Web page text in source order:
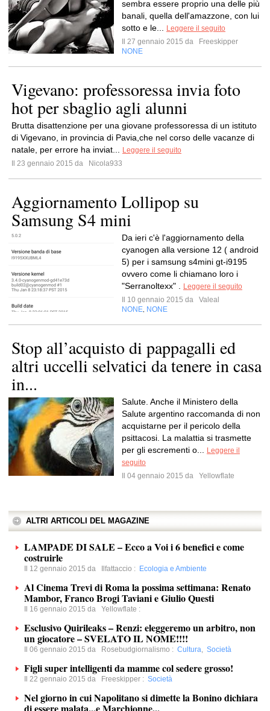
sembra essere proprio una delle più
banali, quella dell'amazzone, con lui
sotto e le...
Leggere il seguito
Il 27 gennaio 2015 da
Freeskipper
NONE
Vigevano: professoressa invia foto
hot per sbaglio agli alunni
Brutta disattenzione per una giovane professoressa di un istituto
di Vigevano, in provincia di Pavia,che nel corso delle vacanze di
natale, per errore ha inviat...
Leggere il seguito
Il 23 gennaio 2015 da
Nicola933
Aggiornamento Lollipop su
Samsung S4 mini
Da ieri c'è l'aggiornamento della
cyanogen alla versione 12 ( android
5) per i samsung s4mini gt-i9195
ovvero come li chiamano loro i
"Serranoltexx" .
Leggere il seguito
Il 10 gennaio 2015 da
Valeal
NONE NONE
Stop all’acquisto di pappagalli ed
altri uccelli selvatici da tenere in casa
in...
Salute. Anche il Ministero della
Salute argentino raccomanda di non
acquistarne per il pericolo della
psittacosi. La malattia si trasmette
per gli escrementi o...
Leggere il
seguito
Il 04 gennaio 2015 da
Yellowflate
ALTRI ARTICOLI DEL MAGAZINE
LAMPADE DI SALE – Ecco a Voi i 6 benefici e come
costruirle
Il 12 gennaio 2015 da Ilfattaccio : Ecologia e Ambiente
Al Cinema Trevi di Roma la possima settimana: Renato
Mambor, Franco Brogi Taviani e Giulio Questi
Il 16 gennaio 2015 da Yellowflate :
Esclusivo Quirileaks – Renzi: eleggeremo un arbitro, non
un giocatore – SVELATO IL NOME!!!!
Il 06 gennaio 2015 da Rosebudgiornalismo : Cultura, Società
Figli super intelligenti da mamme col sedere grosso!
Il 22 gennaio 2015 da Freeskipper : Società
Nel giorno in cui Napolitano si dimette la Bonino dichiara